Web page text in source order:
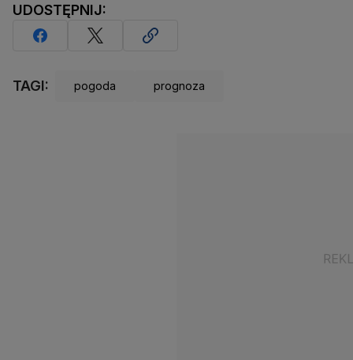
UDOSTĘPNIJ:
TAGI: pogoda prognoza